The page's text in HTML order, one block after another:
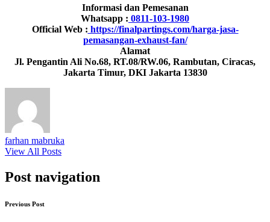
Informasi dan Pemesanan
Whatsapp : 0811-103-1980
Official Web : https://finalpartings.com/harga-jasa-
pemasangan-exhaust-fan/
Alamat
Jl. Pengantin Ali No.68, RT.08/RW.06, Rambutan, Ciracas,
Jakarta Timur, DKI Jakarta 13830
farhan mabruka
View All Posts
Post navigation
Previous Post